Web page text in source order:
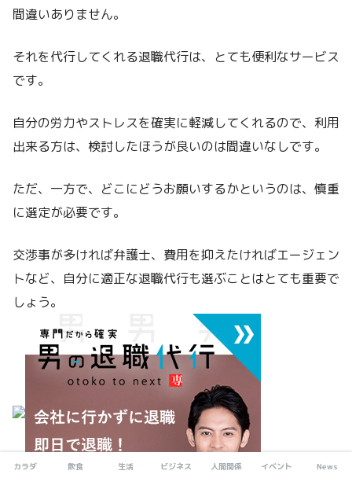
間違いありません。
それを代行してくれる退職代行は、とても便利なサービス
です。
自分の労力やストレスを確実に軽減してくれるので、利用
出来る方は、検討したほうが良いのは間違いなしです。
ただ、一方で、どこにどうお願いするかというのは、慎重
に選定が必要です。
交渉事が多ければ弁護士、費用を抑えたければエージェン
トなど、自分に適正な退職代行も選ぶことはとても重要で
しょう。
カラダ 飲食 生活 ビジネス 人間関係 イベント News